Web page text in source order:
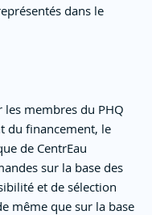
dans le
membres du PHQ
du financement, le
de CentrEau
sur la base des
et de sélection
même que sur la base